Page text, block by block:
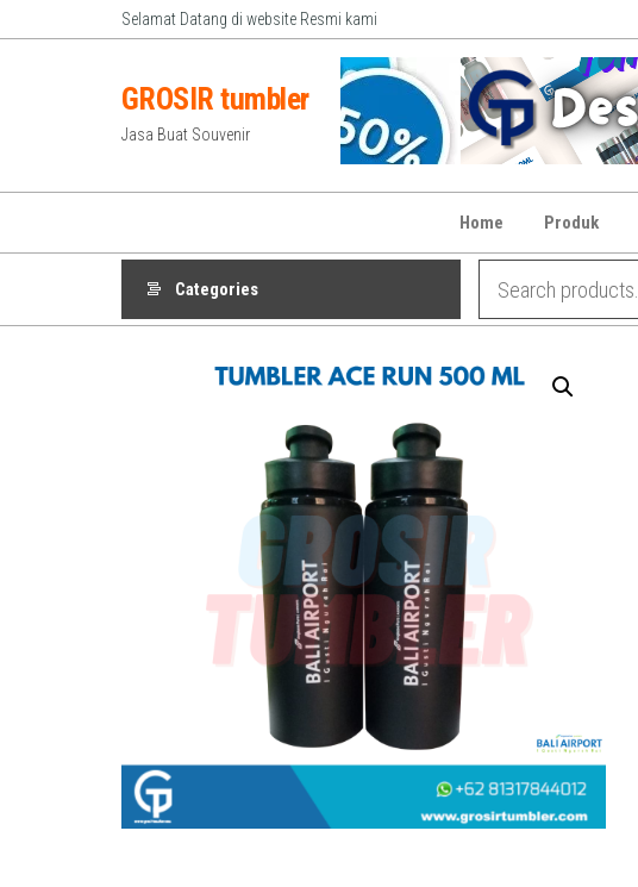
Selamat Datang di website Resmi kami
GROSIR tumbler
Jasa Buat Souvenir
Home Produk
Categories